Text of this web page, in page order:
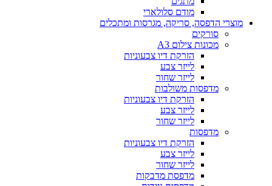
מודם סלולארי
מוצרי הדפסה, סריקה, מגרסות ומתכלים
סורקים
מכונות צילום A3
הזרקת דיו צבעוניות
לייזר צבע
לייזר שחור
מדפסות משולבות
הזרקת דיו צבעוניות
לייזר צבע
לייזר שחור
מדפסות
הזרקת דיו צבעוניות
לייזר צבע
לייזר שחור
מדפסת מדבקות